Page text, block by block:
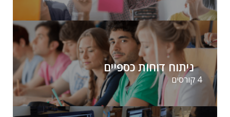
ניתוח דוחות כספיים
4 קורסים